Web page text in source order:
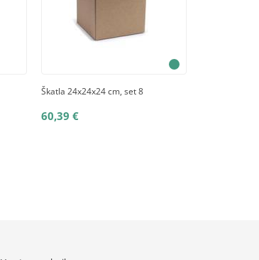
Škatla 24x24x24 cm, set 8
60,39 €